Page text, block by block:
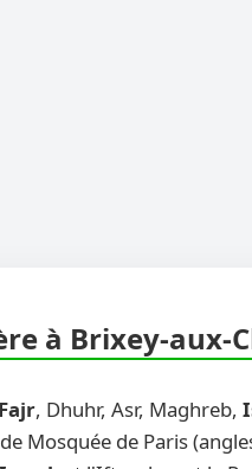
à Brixey-aux-
Fajr, Dhuhr, Asr, Maghreb,
Mosquée de Paris